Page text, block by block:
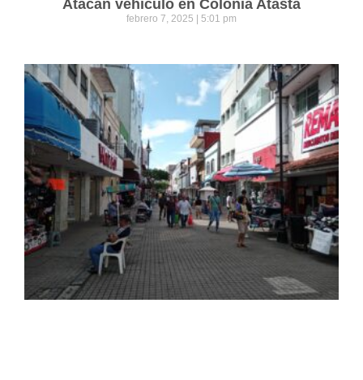
Atacan vehículo en Colonia Atasta
febrero 7, 2025 5:01 pm